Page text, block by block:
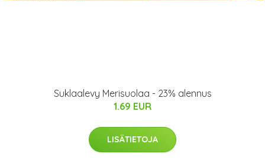
Suklaalevy Merisuolaa - 23% alennus
1.69 EUR
LISÄTIETOJA